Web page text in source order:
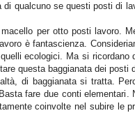
di qualcuno se questi posti di
per otto posti lavoro.
è fantascienza.
quelli ecologici. Ma si
questa baggianata dei posti
di baggianata si tratta.
fare due conti elementari.
coinvolte nel subire le